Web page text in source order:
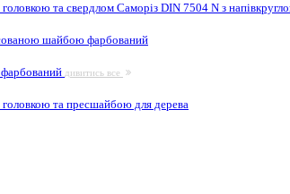
та свердлом Саморіз DIN 7504 N з
шайбою фарбований
фарбований дивитись все
та пресшайбою для дерева